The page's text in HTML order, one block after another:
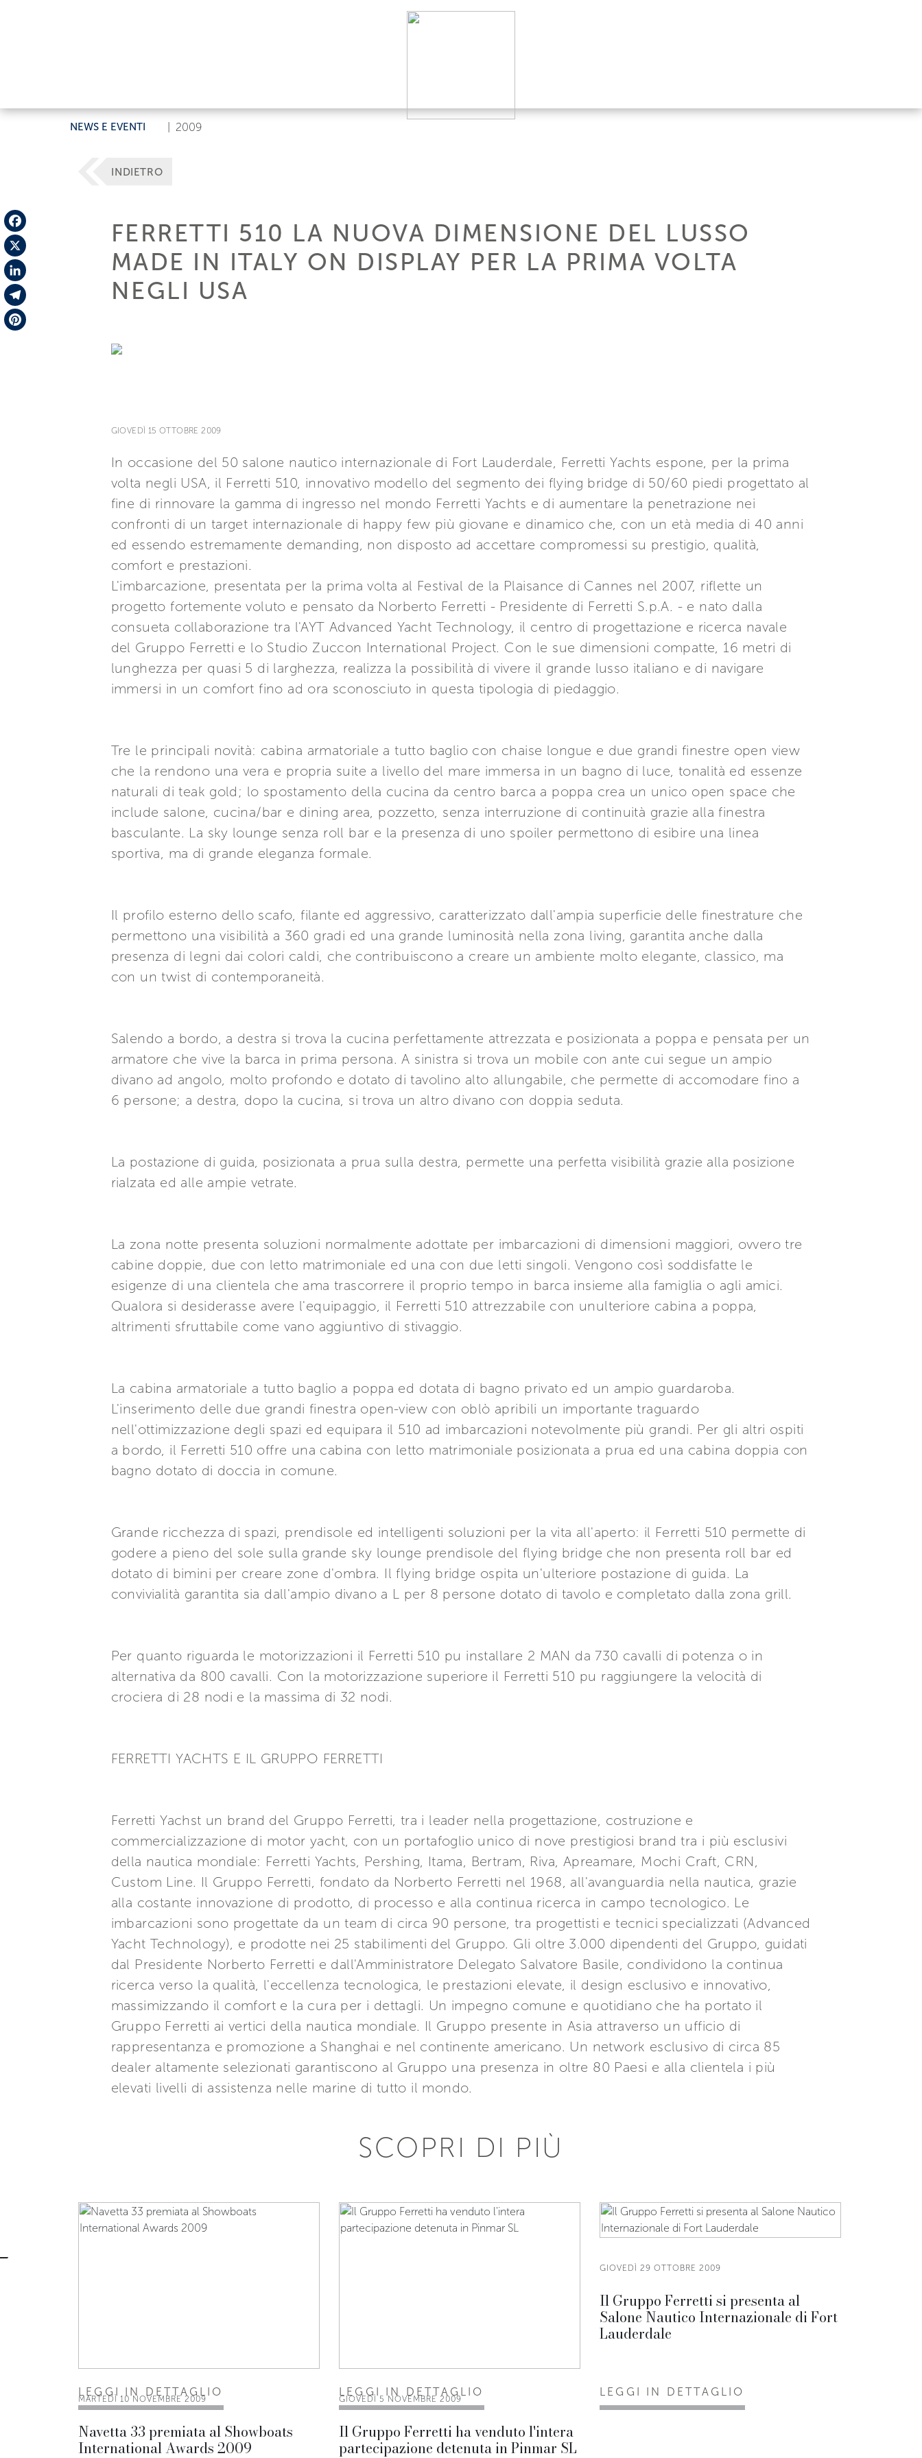
NEWS E EVENTI 2009
Facebook
X
LinkedIn
Telegram
INDIETRO
FERRETTI 510 LA NUOVA DIMENSIONE DEL LUSSO
MADE IN ITALY ON DISPLAY PER LA PRIMA VOLTA
NEGLI USA
GIOVEDÌ 15 OTTOBRE 2009
In occasione del 50 salone nautico internazionale di Fort Lauderdale, Ferretti Yachts espone, per la prima
volta negli USA, il Ferretti 510, innovativo modello del segmento dei flying bridge di 50/60 piedi progettato al
fine di rinnovare la gamma di ingresso nel mondo Ferretti Yachts e di aumentare la penetrazione nei
confronti di un target internazionale di happy few più giovane e dinamico che, con un età media di 40 anni
ed essendo estremamente demanding, non disposto ad accettare compromessi su prestigio, qualità,
comfort e prestazioni.
L'imbarcazione, presentata per la prima volta al Festival de la Plaisance di Cannes nel 2007, riflette un
progetto fortemente voluto e pensato da Norberto Ferretti - Presidente di Ferretti S.p.A. - e nato dalla
consueta collaborazione tra l'AYT Advanced Yacht Technology, il centro di progettazione e ricerca navale
del Gruppo Ferretti e lo Studio Zuccon International Project. Con le sue dimensioni compatte, 16 metri di
lunghezza per quasi 5 di larghezza, realizza la possibilità di vivere il grande lusso italiano e di navigare
immersi in un comfort fino ad ora sconosciuto in questa tipologia di piedaggio.
Tre le principali novità: cabina armatoriale a tutto baglio con chaise longue e due grandi finestre open view
che la rendono una vera e propria suite a livello del mare immersa in un bagno di luce, tonalità ed essenze
naturali di teak gold; lo spostamento della cucina da centro barca a poppa crea un unico open space che
include salone, cucina/bar e dining area, pozzetto, senza interruzione di continuità grazie alla finestra
basculante. La sky lounge senza roll bar e la presenza di uno spoiler permettono di esibire una linea
sportiva, ma di grande eleganza formale.
Il profilo esterno dello scafo, filante ed aggressivo, caratterizzato dall'ampia superficie delle finestrature che
permettono una visibilità a 360 gradi ed una grande luminosità nella zona living, garantita anche dalla
presenza di legni dai colori caldi, che contribuiscono a creare un ambiente molto elegante, classico, ma
con un twist di contemporaneità.
Salendo a bordo, a destra si trova la cucina perfettamente attrezzata e posizionata a poppa e pensata per un
armatore che vive la barca in prima persona. A sinistra si trova un mobile con ante cui segue un ampio
divano ad angolo, molto profondo e dotato di tavolino alto allungabile, che permette di accomodare fino a
6 persone; a destra, dopo la cucina, si trova un altro divano con doppia seduta.
La postazione di guida, posizionata a prua sulla destra, permette una perfetta visibilità grazie alla posizione
rialzata ed alle ampie vetrate.
La zona notte presenta soluzioni normalmente adottate per imbarcazioni di dimensioni maggiori, ovvero tre
cabine doppie, due con letto matrimoniale ed una con due letti singoli. Vengono così soddisfatte le
esigenze di una clientela che ama trascorrere il proprio tempo in barca insieme alla famiglia o agli amici.
Qualora si desiderasse avere l'equipaggio, il Ferretti 510 attrezzabile con unulteriore cabina a poppa,
altrimenti sfruttabile come vano aggiuntivo di stivaggio.
La cabina armatoriale a tutto baglio a poppa ed dotata di bagno privato ed un ampio guardaroba.
L'inserimento delle due grandi finestra open-view con oblò apribili un importante traguardo
nell'ottimizzazione degli spazi ed equipara il 510 ad imbarcazioni notevolmente più grandi. Per gli altri ospiti
a bordo, il Ferretti 510 offre una cabina con letto matrimoniale posizionata a prua ed una cabina doppia con
bagno dotato di doccia in comune.
Grande ricchezza di spazi, prendisole ed intelligenti soluzioni per la vita all'aperto: il Ferretti 510 permette di
godere a pieno del sole sulla grande sky lounge prendisole del flying bridge che non presenta roll bar ed
dotato di bimini per creare zone d'ombra. Il flying bridge ospita un'ulteriore postazione di guida. La
convivialità garantita sia dall'ampio divano a L per 8 persone dotato di tavolo e completato dalla zona grill.
Per quanto riguarda le motorizzazioni il Ferretti 510 pu installare 2 MAN da 730 cavalli di potenza o in
alternativa da 800 cavalli. Con la motorizzazione superiore il Ferretti 510 pu raggiungere la velocità di
crociera di 28 nodi e la massima di 32 nodi.
FERRETTI YACHTS E IL GRUPPO FERRETTI
Ferretti Yachst un brand del Gruppo Ferretti, tra i leader nella progettazione, costruzione e
commercializzazione di motor yacht, con un portafoglio unico di nove prestigiosi brand tra i più esclusivi
della nautica mondiale: Ferretti Yachts, Pershing, Itama, Bertram, Riva, Apreamare, Mochi Craft, CRN,
Custom Line. Il Gruppo Ferretti, fondato da Norberto Ferretti nel 1968, all'avanguardia nella nautica, grazie
alla costante innovazione di prodotto, di processo e alla continua ricerca in campo tecnologico. Le
imbarcazioni sono progettate da un team di circa 90 persone, tra progettisti e tecnici specializzati (Advanced
Yacht Technology), e prodotte nei 25 stabilimenti del Gruppo. Gli oltre 3.000 dipendenti del Gruppo, guidati
dal Presidente Norberto Ferretti e dall'Amministratore Delegato Salvatore Basile, condividono la continua
ricerca verso la qualità, l'eccellenza tecnologica, le prestazioni elevate, il design esclusivo e innovativo,
massimizzando il comfort e la cura per i dettagli. Un impegno comune e quotidiano che ha portato il
Gruppo Ferretti ai vertici della nautica mondiale. Il Gruppo presente in Asia attraverso un ufficio di
rappresentanza e promozione a Shanghai e nel continente americano. Un network esclusivo di circa 85
dealer altamente selezionati garantiscono al Gruppo una presenza in oltre 80 Paesi e alla clientela i più
elevati livelli di assistenza nelle marine di tutto il mondo.
SCOPRI DI PIÙ
MARTEDÌ 10 NOVEMBRE 2009
Navetta 33 premiata al Showboats
International Awards 2009
LEGGI IN DETTAGLIO
GIOVEDÌ 5 NOVEMBRE 2009
Il Gruppo Ferretti ha venduto l'intera
partecipazione detenuta in Pinmar SL
LEGGI IN DETTAGLIO
GIOVEDÌ 29 OTTOBRE 2009
Il Gruppo Ferretti si presenta al
Salone Nautico Internazionale di Fort
Lauderdale
LEGGI IN DETTAGLIO